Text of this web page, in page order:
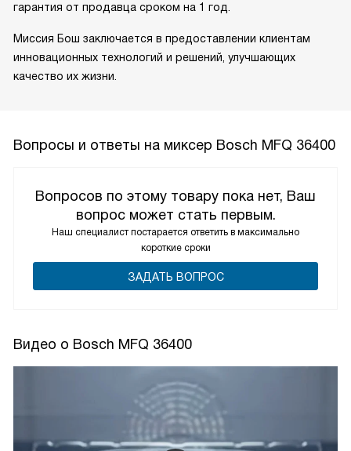
гарантия от продавца сроком на 1 год.
Миссия Бош заключается в предоставлении клиентам
инновационных технологий и решений, улучшающих
качество их жизни.
Вопросы и ответы на миксер Bosch MFQ 36400
Вопросов по этому товару пока нет, Ваш
вопрос может стать первым.
Наш специалист постарается ответить в максимально
короткие сроки
ЗАДАТЬ ВОПРОС
Видео о Bosch MFQ 36400